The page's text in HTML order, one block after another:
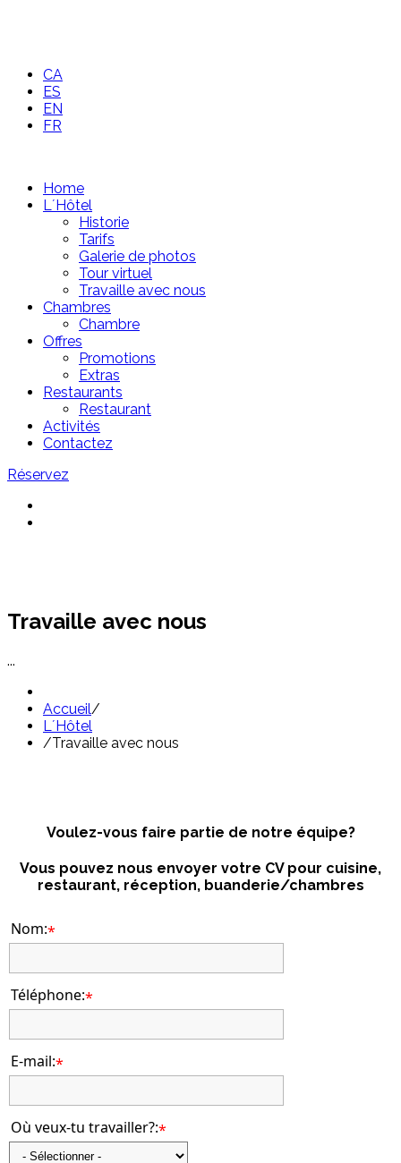
CA
ES
EN
FR
Home
L´Hôtel
Historie
Tarifs
Galerie de photos
Tour virtuel
Travaille avec nous
Chambres
Chambre
Offres
Promotions
Extras
Restaurants
Restaurant
Activités
Contactez
Réservez
Travaille avec nous
...
Accueil/
L´Hôtel
/Travaille avec nous
Voulez-vous faire partie de notre équipe?
Vous pouvez nous envoyer votre CV pour cuisine,
restaurant, réception, buanderie/chambres
Nom:*
Téléphone:*
E-mail:*
Où veux-tu travailler?:*